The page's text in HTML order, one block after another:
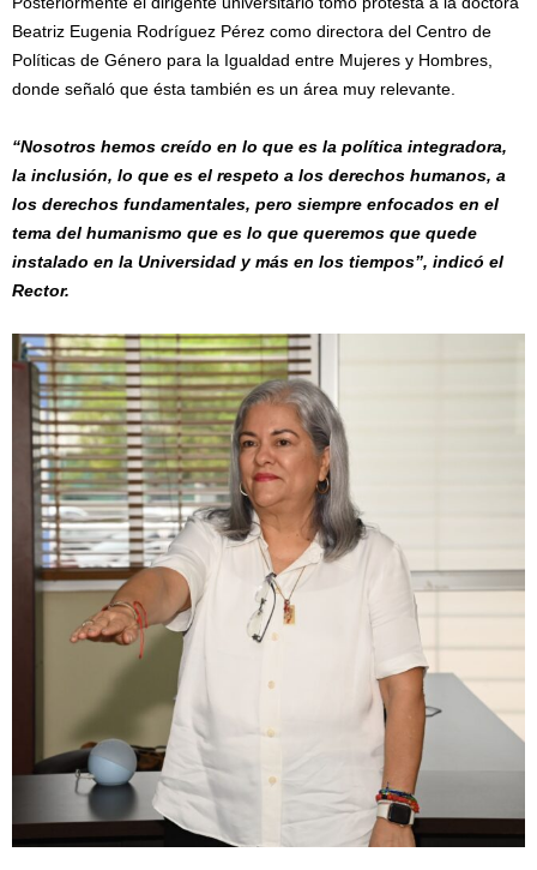
Beatriz Eugenia Rodríguez Pérez como directora del Centro de
Políticas de Género para la Igualdad entre Mujeres y Hombres,
donde señaló que ésta también es un área muy relevante.
“Nosotros hemos creído en lo que es la política integradora,
la inclusión, lo que es el respeto a los derechos humanos, a
los derechos fundamentales, pero siempre enfocados en el
tema del humanismo que es lo que queremos que quede
instalado en la Universidad y más en los tiempos”, indicó el
Rector.